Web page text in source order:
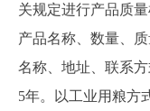
关规定进行产品质
产品名称、数量、
名称、地址、联系
5年。以工业用粮方